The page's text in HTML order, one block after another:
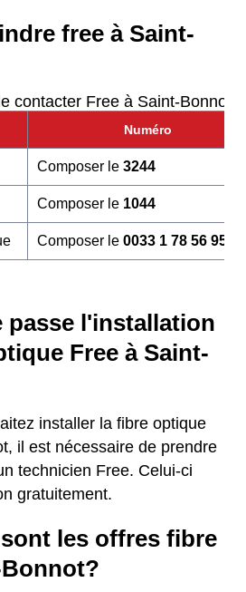
free à Saint-
contacter Free à Saint-Bonnot
Numéro
Composer le 3244
Composer le 1044
Composer le 0033 1 78 56 95 60
passe l'installation
Free à Saint-
installer la fibre optique
il est nécessaire de prendre
technicien Free. Celui-ci
gratuitement.
les offres fibre